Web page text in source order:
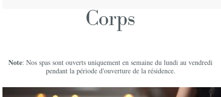
Corps
Note: Nos spas sont ouverts uniquement en semaine du lundi au vendredi
pendant la période d'ouverture de la résidence.